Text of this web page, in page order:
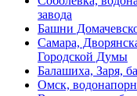
завода
Башни
Самара,
Городской Думы
Балашиха, Заря,
Омск,